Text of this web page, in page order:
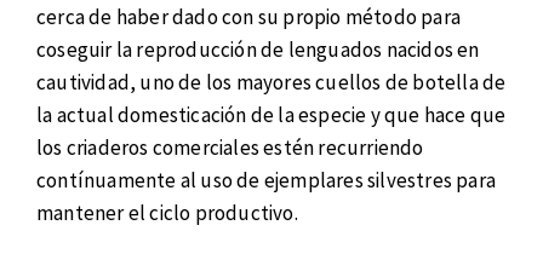
cerca de haber dado con su propio método para
coseguir la reproducción de lenguados nacidos en
cautividad, uno de los mayores cuellos de botella de
la actual domesticación de la especie y que hace que
los criaderos comerciales estén recurriendo
contínuamente al uso de ejemplares silvestres para
mantener el ciclo productivo.